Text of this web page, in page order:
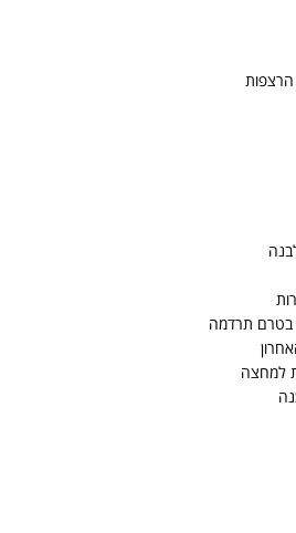
הרצפות
בטרם תרדמה
למחצה